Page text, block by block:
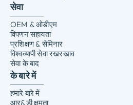
सेवा
OEM & ओडीएम
विपणन सहायता
प्रशिक्षण & सेमिनार
विश्वव्यापी सेवा रखरखाव
सेवा के बाद
के बारे में
हमारे बारे में
आर&डी क्षमता